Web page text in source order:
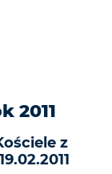
2011
z